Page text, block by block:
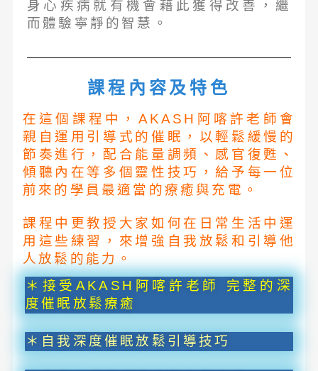
身心疾病就有機會藉此獲得改善，繼
而體驗寧靜的智慧。
課程內容及特色
在這個課程中，AKASH阿喀許老師會
親自運用引導式的催眠，以輕鬆緩慢的
節奏進行，配合能量調頻、感官復甦、
傾聽內在等多個靈性技巧，給予每一位
前來的學員最適當的療癒與充電。
課程中更教授大家如何在日常生活中運
用這些練習，來增強自我放鬆和引導他
人放鬆的能力。
＊接受AKASH阿喀許老師 完整的深
度催眠放鬆療癒
＊自我深度催眠放鬆引導技巧